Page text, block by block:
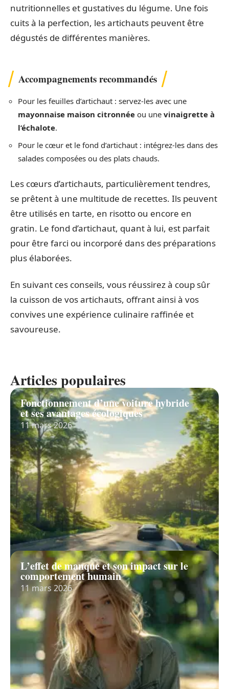
nutritionnelles et gustatives du légume. Une fois
cuits à la perfection, les artichauts peuvent être
dégustés de différentes manières.
Accompagnements recommandés
Pour les feuilles d’artichaut : servez-les avec une
mayonnaise maison citronnée ou une vinaigrette à
l’échalote.
Pour le cœur et le fond d’artichaut : intégrez-les dans des
salades composées ou des plats chauds.
Les cœurs d’artichauts, particulièrement tendres,
se prêtent à une multitude de recettes. Ils peuvent
être utilisés en tarte, en risotto ou encore en
gratin. Le fond d’artichaut, quant à lui, est parfait
pour être farci ou incorporé dans des préparations
plus élaborées.
En suivant ces conseils, vous réussirez à coup sûr
la cuisson de vos artichauts, offrant ainsi à vos
convives une expérience culinaire raffinée et
savoureuse.
Articles populaires
Fonctionnement d’une voiture hybride
et ses avantages écologiques
11 mars 2026
L’effet de manque et son impact sur le
comportement humain
11 mars 2026